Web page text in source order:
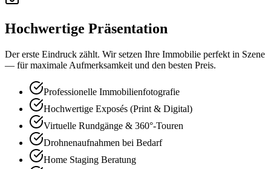
Hochwertige Präsentation
Der erste Eindruck zählt. Wir setzen Ihre Immobilie perfekt in Szene
— für maximale Aufmerksamkeit und den besten Preis.
Professionelle Immobilienfotografie
Hochwertige Exposés (Print & Digital)
Virtuelle Rundgänge & 360°-Touren
Drohnenaufnahmen bei Bedarf
Home Staging Beratung